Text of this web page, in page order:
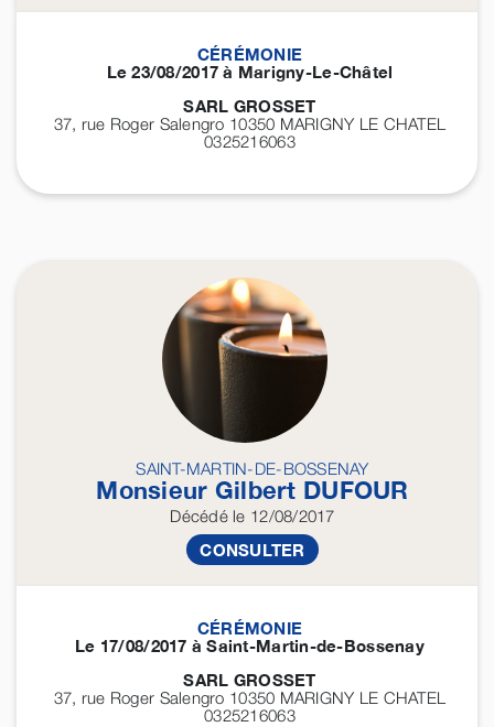
CÉRÉMONIE
Le 23/08/2017 à Marigny-Le-Châtel
SARL GROSSET
37, rue Roger Salengro 10350 MARIGNY LE CHATEL
0325216063
SAINT-MARTIN-DE-BOSSENAY
Monsieur Gilbert DUFOUR
Décédéle 12/08/2017
CONSULTER
CÉRÉMONIE
Le 17/08/2017 à Saint-Martin-de-Bossenay
SARL GROSSET
37, rue Roger Salengro 10350 MARIGNY LE CHATEL
0325216063